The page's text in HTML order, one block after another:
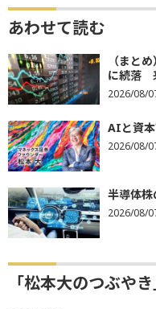
あわせて読む
（まと
に続落
2026/08/
AIと資
2026/08/
半導体
2026/08/
「松本大のつぶや